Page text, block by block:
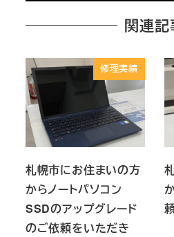
関連記
修理実績
札幌市にお住まいの方
からノートパソコン
SSDのアップグレード
のご依頼をいただき